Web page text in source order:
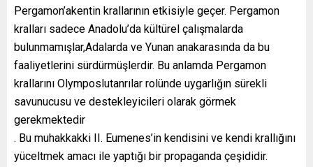
Pergamon’akentin krallarının etkisiyle geçer. Pergamon
kralları sadece Anadolu’da kültürel çalışmalarda
bulunmamışlar,Adalarda ve Yunan anakarasında da bu
faaliyetlerini sürdürmüşlerdir. Bu anlamda Pergamon
krallarını Olymposlutanrılar rolünde uygarlığın sürekli
savunucusu ve destekleyicileri olarak görmek
gerekmektedir
. Bu muhakkakki II. Eumenes’in kendisini ve kendi krallığını
yüceltmek amacı ile yaptığı bir propaganda çeşididir.